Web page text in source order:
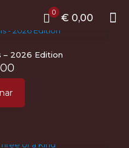
0 € 0,00
– 2026 Edition